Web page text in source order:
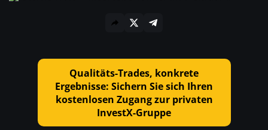
Qualitäts-Trades, konkrete
Ergebnisse: Sichern Sie sich Ihren
kostenlosen Zugang zur privaten
InvestX-Gruppe